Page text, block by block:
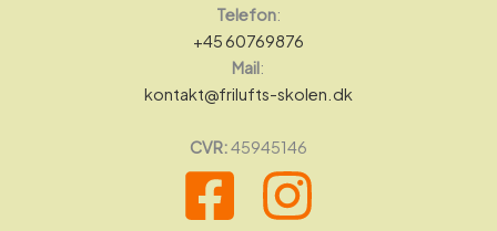
Telefon:
+45 60769876
Mail:
kontakt@frilufts-skolen.dk
CVR:45945146